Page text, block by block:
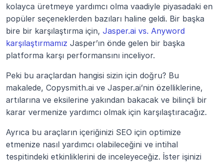
kolayca üretmeye yardımcı olma vaadiyle piyasadaki en
popüler seçeneklerden bazıları haline geldi. Bir başka
bire bir karşılaştırma için, Jasper.ai vs. Anyword
karşılaştırmamız Jasper’ın önde gelen bir başka
platforma karşı performansını inceliyor.
Peki bu araçlardan hangisi sizin için doğru? Bu
makalede, Copysmith.ai ve Jasper.ai’nin özelliklerine,
artılarına ve eksilerine yakından bakacak ve bilinçli bir
karar vermenize yardımcı olmak için karşılaştıracağız.
Ayrıca bu araçların içeriğinizi SEO için optimize
etmenize nasıl yardımcı olabileceğini ve intihal
tespitindeki etkinliklerini de inceleyeceğiz. İster işinizi